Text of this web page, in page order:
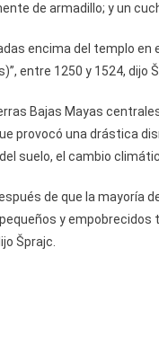
de armadillo; y un
encima del templo
entre 1250 y 1524, dijo
Bajas Mayas
provocó una drástica
suelo, el cambio
de que la mayoría
y
Šprajc.